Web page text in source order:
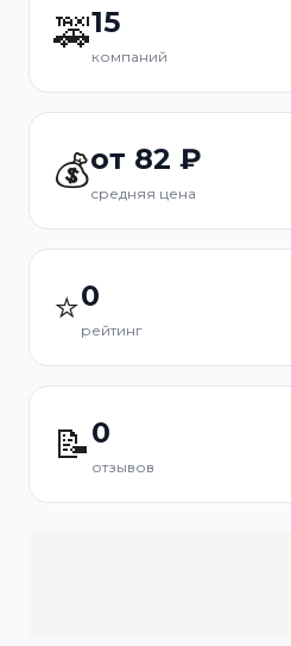
🚕15
компаний
💰от 82 ₽
средняя цена
⭐0
рейтинг
📝0
отзывов